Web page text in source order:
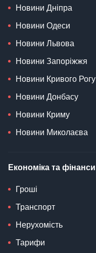
Новини Дніпра
Новини Одеси
Новини Львова
Новини Запоріжжя
Новини Кривого Рогу
Новини Донбасу
Новини Криму
Новини Миколаєва
Економіка та фінанси
Гроші
Транспорт
Нерухомість
Тарифи